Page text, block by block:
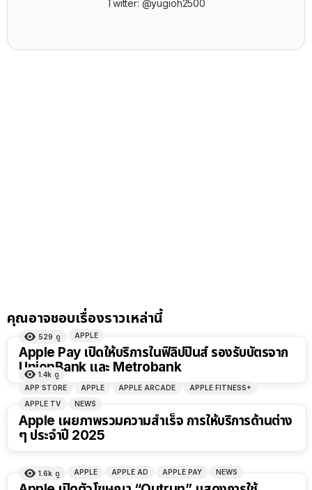
Twitter: @yugioh2500
คุณอาจชอบเรื่องราวเหล่านี้
529 ดู APPLE
Apple Pay เปิดให้บริการในฟิลิปปินส์ รองรับบัตรจาก
UnionBank และ Metrobank
1.4k ดู
APP STORE
APPLE APPLE ARCADE
APPLE FITNESS+
APPLE TV
NEWS
Apple เผยภาพรวมความสำเร็จ การให้บริการด้านต่าง
ๆ ประจำปี 2025
1.6k ดู APPLE APPLE AD APPLE PAY NEWS